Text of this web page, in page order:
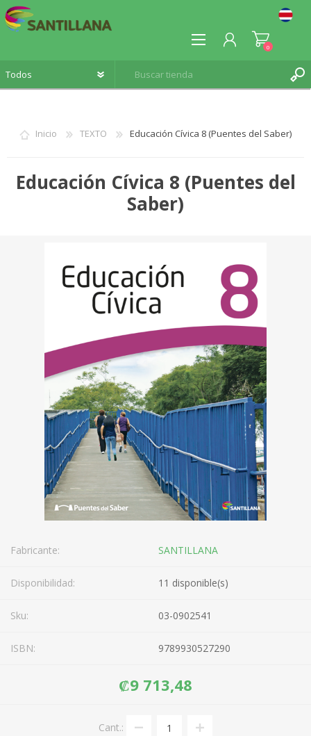
INICIA SESIÓN
0
Inicio TEXTO Educación Cívica 8 (Puentes del Saber)
Educación Cívica 8 (Puentes del
Saber)
Fabricante: SANTILLANA
Disponibilidad: 11 disponible(s)
Sku: 03-0902541
ISBN: 9789930527290
₡9 713,48
Cant.: